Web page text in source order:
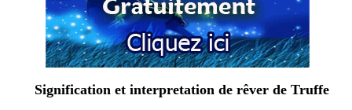
Signification et interpretation de rêver de Truffe